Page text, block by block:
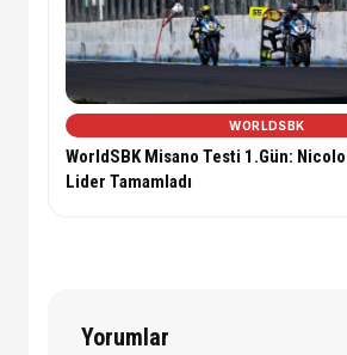
WORLDSBK
WorldSBK Misano Testi 1.Gün:
Lider Tamamladı
Yorumlar